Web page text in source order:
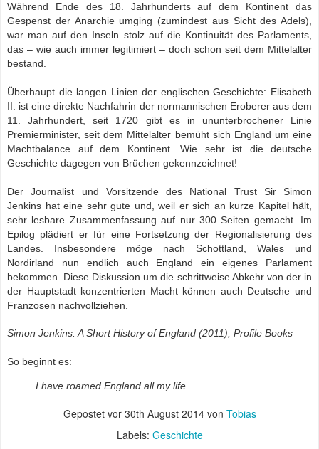
Während Ende des 18. Jahrhunderts auf dem Kontinent das
Gespenst der Anarchie umging (zumindest aus Sicht des Adels),
war man auf den Inseln stolz auf die Kontinuität des Parlaments,
das – wie auch immer legitimiert – doch schon seit dem Mittelalter
bestand.
Überhaupt die langen Linien der englischen Geschichte: Elisabeth
II. ist eine direkte Nachfahrin der normannischen Eroberer aus dem
11. Jahrhundert, seit 1720 gibt es in ununterbrochener Linie
Premierminister, seit dem Mittelalter bemüht sich England um eine
Machtbalance auf dem Kontinent. Wie sehr ist die deutsche
Geschichte dagegen von Brüchen gekennzeichnet!
Der Journalist und Vorsitzende des National Trust Sir Simon
Jenkins hat eine sehr gute und, weil er sich an kurze Kapitel hält,
sehr lesbare Zusammenfassung auf nur 300 Seiten gemacht. Im
Epilog plädiert er für eine Fortsetzung der Regionalisierung des
Landes. Insbesondere möge nach Schottland, Wales und
Nordirland nun endlich auch England ein eigenes Parlament
bekommen. Diese Diskussion um die schrittweise Abkehr von der in
der Hauptstadt konzentrierten Macht können auch Deutsche und
Franzosen nachvollziehen.
Simon Jenkins: A Short History of England (2011); Profile Books
So beginnt es:
I have roamed England all my life.
Gepostet vor 30th August 2014von Tobias
Labels: Geschichte